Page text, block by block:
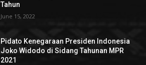
Tahun
June 15, 2022
Pidato Kenegaraan Presiden Indonesia
Joko Widodo di Sidang Tahunan MPR
2021